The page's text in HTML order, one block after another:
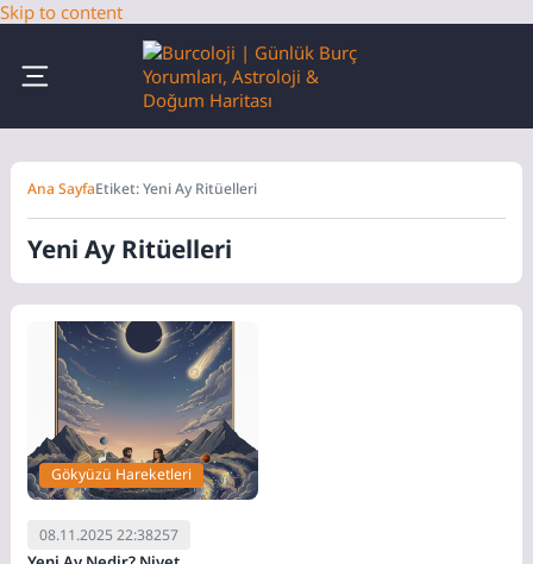
Skip to content
Ana SayfaEtiket: Yeni Ay Ritüelleri
Yeni Ay Ritüelleri
Gökyüzü Hareketleri
08.11.2025 22:38257